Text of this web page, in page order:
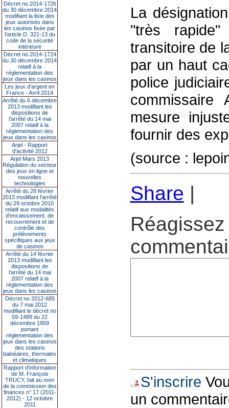
Décret no 2014-1726
du 30 décembre 2014
modifiant la liste des
jeux autorisés dans
les casinos fixée par
l’article D. 321-13 du
code de la sécurité
intérieure
Décret no 2014-1724
du 30 décembre 2014
relatif à la
réglementation des
jeux dans les casinos
Les jeux d’argent en
France - Avril 2014
Arrêté du 6 décembre
2013 modifiant les
dispositions de
l’arrêté du 14 mai
2007 relatif à la
réglementation des
jeux dans les casinos
Arjel - Rapport
d'activité 2012
Arjel Mars 2013
Régulation du secteur
des jeux en ligne et
nouvelles
technologies
Arrêté du 28 février
2013 modifiant l'arrêté
du 29 octobre 2010
relatif aux modalités
d'encaissement, de
recouvrement et de
contrôle des
prélèvements
spécifiques aux jeux
de casinos
Arrêté du 14 février
2013 modifiant les
dispositions de
l'arrêté du 14 mai
2007 relatif à la
réglementation des
jeux dans les casinos
Décret no 2012-685
du 7 mai 2012
modifiant le décret no
59-1489 du 22
décembre 1959
portant
réglementation des
jeux dans les casinos
des stations
balnéaires, thermales
et climatiques
Rapport d'information
de M. François
TRUCY, fait au nom
de la commission des
finances n° 17 (2011-
2012) - 12 octobre
2011
La
"très
transitoire de
par un haut
police
mesure
fournir des
(source :
Share |
S'inscrire
un